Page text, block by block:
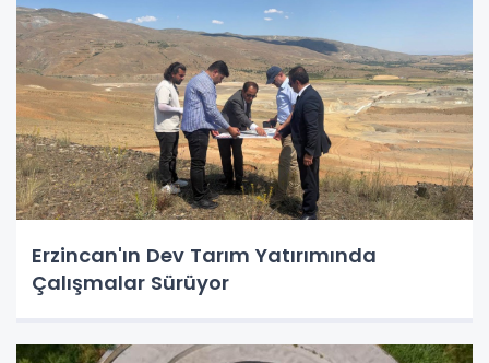
Erzincan'ın Dev Tarım Yatırımında
Çalışmalar Sürüyor